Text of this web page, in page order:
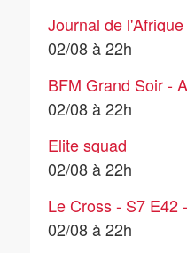
Journal de
États veulent
02/08 à 22h
BFM Grand Soir -
panique autour de
02/08 à 22h
Elite squad
02/08 à 22h
Le Cross - S7 E42
02/08 à 22h